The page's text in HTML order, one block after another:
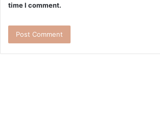
time I comment.